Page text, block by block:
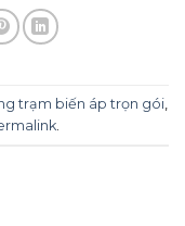
trạm biến áp trọn gói,
.